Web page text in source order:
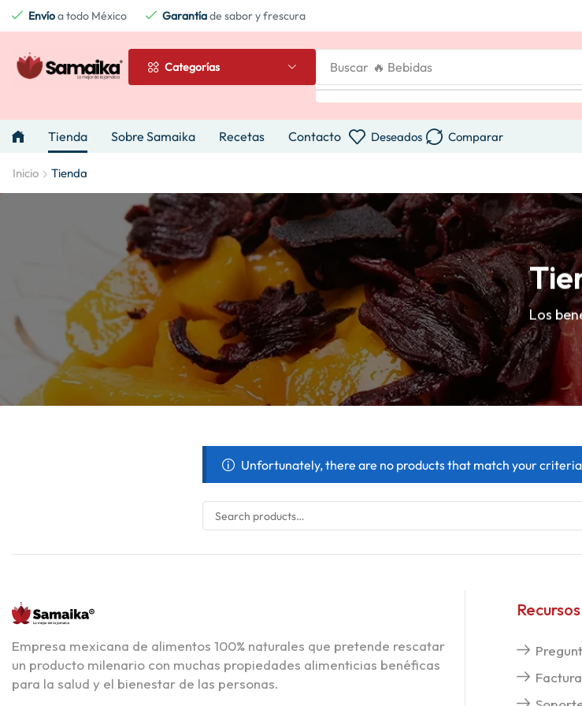
Envíoa todo México Garantíade sabor y frescura
Categorías Buscar 🔥 Bebidas
Tienda Sobre Samaika Recetas Contacto Deseados Comparar
Inicio Tienda
Los
Unfortunately, there are no products that match your criteria
Empresa mexicana de alimentos 100% naturales que pretende rescatar
un producto milenario con muchas propiedades alimenticias benéficas
para la salud y el bienestar de las personas.
Recursos